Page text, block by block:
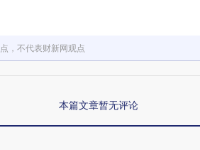
，不代表财新网观点
本篇文章暂无评论